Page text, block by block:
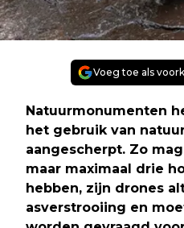
Voeg toe als
Natuurmonumenten
het gebruik van
aangescherpt. Zo
maar maximaal drie
hebben, zijn drones
asverstrooiing en